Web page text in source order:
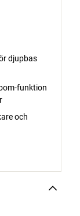
djupbas
funktion
och